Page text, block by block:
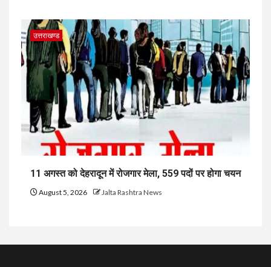
उत्तराखण्ड
11 अगस्त को देहरादून में रोजगार मेला, 559 पदों पर होगा चयन
August 5, 2026 Jalta Rashtra News